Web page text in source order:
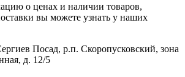
о ценах и наличии товаров,
вы можете узнать у наших
Посад, р.п. Скоропусковский, зона
д. 12/5